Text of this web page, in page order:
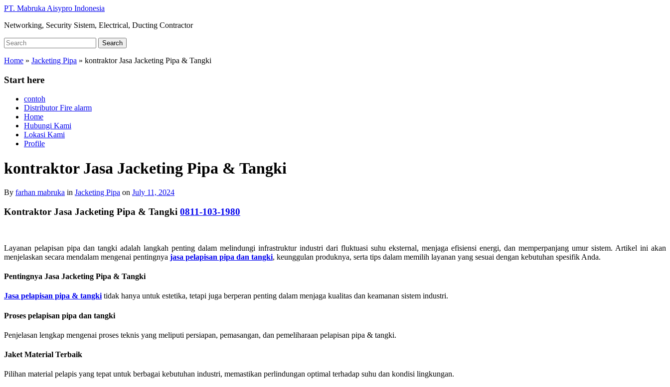
Skip
main
PT. Mabruka Aisypro Indonesia
Networking, Security Sistem, Electrical, Ducting Contractor
Search
for:
Search
Home » Jacketing Pipa » kontraktor Jasa Jacketing Pipa & Tangki
Start here
contoh
Distributor Fire alarm
Home
Hubungi Kami
Lokasi Kami
Profile
kontraktor Jasa Jacketing Pipa & Tangki
By farhan mabruka in Jacketing Pipa on July 11, 2024
Kontraktor Jasa Jacketing Pipa & Tangki 0811-103-1980
Layanan pelapisan pipa dan tangki adalah langkah penting dalam melindungi infrastruktur industri dari fluktuasi suhu eksternal, menjaga efisiensi energi, dan memperpanjang umur sistem. Artikel ini akan
menjelaskan secara mendalam mengenai pentingnya jasa pelapisan pipa dan tangki, keunggulan produknya, serta tips dalam memilih layanan yang sesuai dengan kebutuhan spesifik Anda.
Pentingnya Jasa Jacketing Pipa & Tangki
Jasa pelapisan pipa & tangki tidak hanya untuk estetika, tetapi juga berperan penting dalam menjaga kualitas dan keamanan sistem industri.
Proses pelapisan pipa dan tangki
Penjelasan lengkap mengenai proses teknis yang meliputi persiapan, pemasangan, dan pemeliharaan pelapisan pipa & tangki.
Jaket Material Terbaik
Pilihan material pelapis yang tepat untuk berbagai kebutuhan industri, memastikan perlindungan optimal terhadap suhu dan kondisi lingkungan.